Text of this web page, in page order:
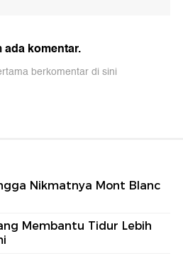
ada komentar.
berkomentar di sini
Nikmatnya Mont Blanc
Membantu Tidur Lebih